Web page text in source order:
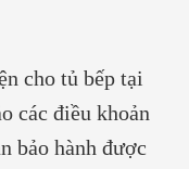
cho tủ bếp tại
các điều khoản
bảo hành được